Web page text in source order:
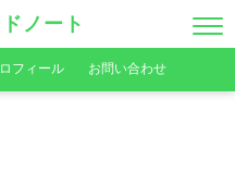
ノート
フィール お問い合わせ